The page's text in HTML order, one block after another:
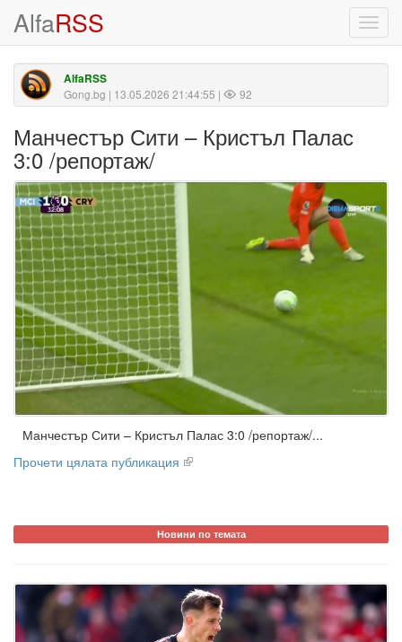
AlfaRSS
AlfaRSS
Gong.bg | 13.05.2026 21:44:55 | 92
Манчестър Сити – Кристъл Палас
3:0 /репортаж/
Манчестър Сити – Кристъл Палас 3:0 /репортаж/...
Прочети цялата публикация
Новини по темата